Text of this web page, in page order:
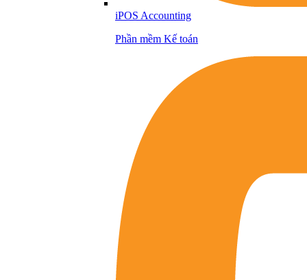
iPOS Accounting
Phần mềm Kế toán